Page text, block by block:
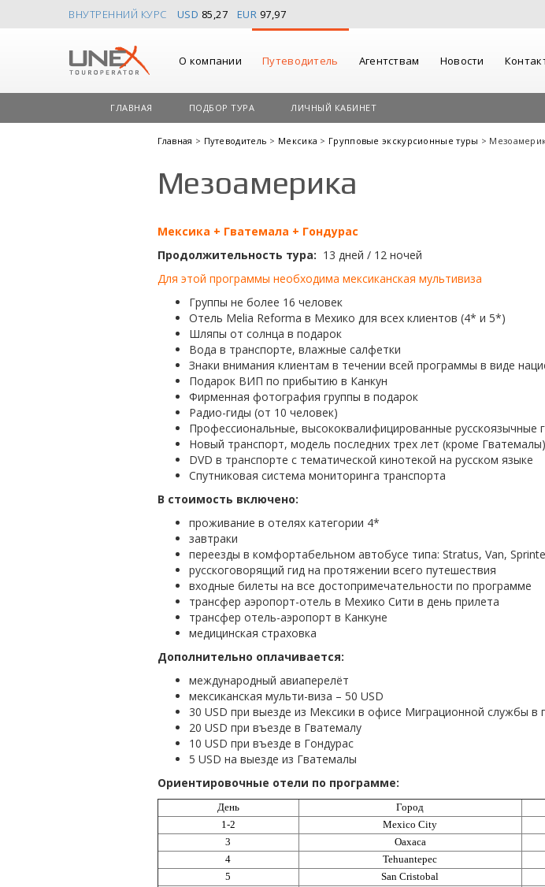
ВНУТРЕННИЙ КУРС USD 85,27 EUR 97,97
О компании Путеводитель Агентствам Новости
ГЛАВНАЯ ПОДБОР ТУРА ЛИЧНЫЙ КАБИНЕТ
Главная > Путеводитель > Мексика > Групповые экскурсионные туры >
Мезоамерика
Мексика + Гватемала + Гондурас
Продолжительность тура: 13 дней / 12 ночей
Для этой программы необходима мексиканская мультивиза
Группы не более 16 человек
Отель Melia Reforma в Мехико для всех клиентов (4* и 5*)
Шляпы от солнца в подарок
Вода в транспорте, влажные салфетки
Знаки внимания клиентам в течении всей программы в виде
Подарок ВИП по прибытию в Канкун
Фирменная фотография группы в подарок
Радио-гиды (от 10 человек)
Профессиональные, высококвалифицированные русскоязычные
Новый транспорт, модель последних трех лет (кроме Гватемалы)
DVD в транспорте с тематической кинотекой на русском языке
Спутниковая система мониторинга транспорта
В стоимость включено:
проживание в отелях категории 4*
завтраки
переезды в комфортабельном автобусе типа: Stratus, Van,
русскоговорящий гид на протяжении всего путешествия
входные билеты на все достопримечательности по программе
трансфер аэропорт-отель в Мехико Сити в день прилета
трансфер отель-аэропорт в Канкуне
медицинская страховка
Дополнительно оплачивается:
международный авиаперелёт
мексиканская мульти-виза – 50 USD
30 USD при выезде из Мексики в офисе Миграционной службы в
20 USD при въезде в Гватемалу
10 USD при въезде в Гондурас
5 USD на выезде из Гватемалы
Ориентировочные отели по программе:
День Город
1-2
Mexico City
3
Oaxaca
4
Tehuantepec
5
San Cristobal